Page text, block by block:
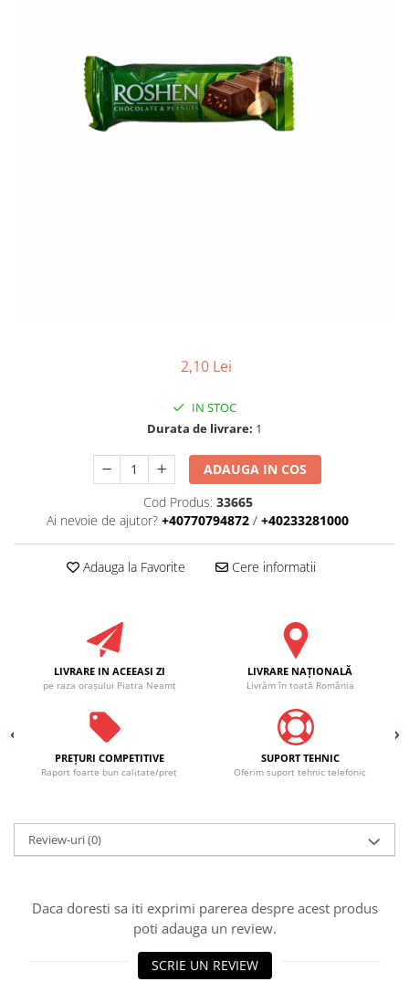
2,10 Lei
IN STOC
Durata de livrare: 1
ADAUGA IN COS
Cod Produs: 33665
Ai nevoie de ajutor? +40770794872 / +40233281000
Adauga la Favorite Cere informatii
LIVRARE IN ACEEASI ZI
pe raza oraşului Piatra Neamţ
LIVRARE NAŢIONALĂ
Livrăm în toată România
PREŢURI COMPETITIVE
Raport foarte bun calitate/preţ
SUPORT TEHNIC
Oferim suport tehnic telefonic
Review-uri(0)
Daca doresti sa iti exprimi parerea despre acest produs
poti adauga un review.
SCRIE UN REVIEW